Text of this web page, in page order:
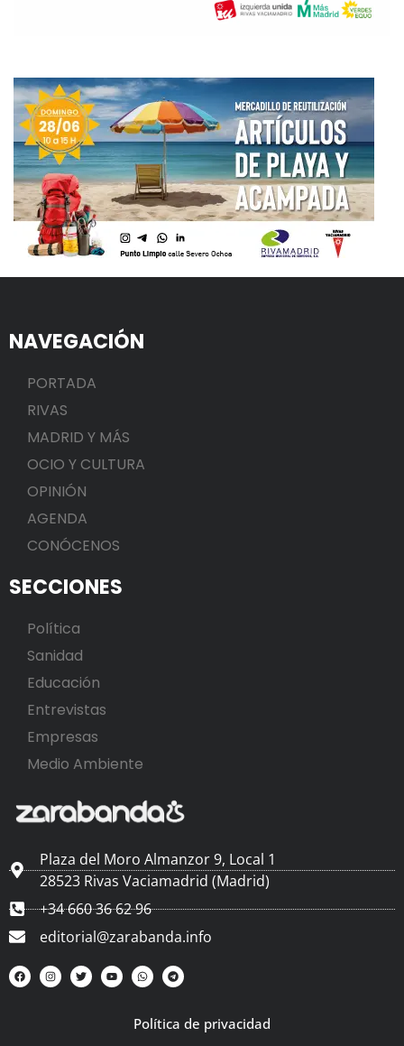
NAVEGACIÓN
PORTADA
RIVAS
MADRID Y MÁS
OCIO Y CULTURA
OPINIÓN
AGENDA
CONÓCENOS
SECCIONES
Política
Sanidad
Educación
Entrevistas
Empresas
Medio Ambiente
Plaza del Moro Almanzor 9, Local 1
28523 Rivas Vaciamadrid (Madrid)
+34 660 36 62 96
editorial@zarabanda.info
Política de privacidad